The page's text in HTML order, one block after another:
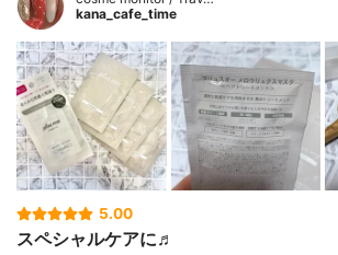
kana_cafe_time
5.00
スペシャルケアに♬